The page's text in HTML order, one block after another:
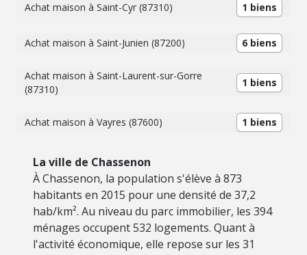
Achat maison à Saint-Cyr (87310) 1 biens
Achat maison à Saint-Junien (87200) 6 biens
Achat maison à Saint-Laurent-sur-Gorre
(87310)
1 biens
Achat maison à Vayres (87600) 1 biens
La ville de Chassenon
À Chassenon, la population s'élève à 873
habitants en 2015 pour une densité de 37,2
hab/km². Au niveau du parc immobilier, les 394
ménages occupent 532 logements. Quant à
l'activité économique, elle repose sur les 31